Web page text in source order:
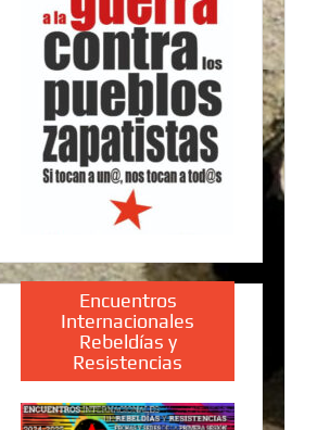
Encuentros
Internacionales
Rebeldías y
Resistencias